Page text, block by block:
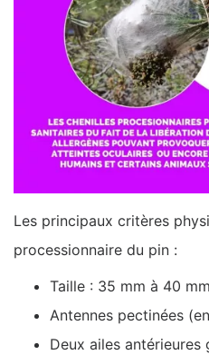
Les principaux critères
processionnaire du pin :
Taille : 35 mm à 40
Antennes pectinées
Deux ailes antérieures